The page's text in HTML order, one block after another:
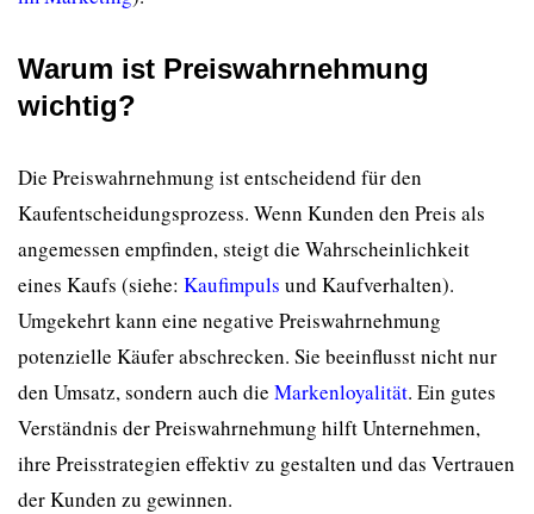
Warum ist Preiswahrnehmung
wichtig?
Die Preiswahrnehmung ist entscheidend für den
Kaufentscheidungsprozess. Wenn Kunden den Preis als
angemessen empfinden, steigt die Wahrscheinlichkeit
eines Kaufs (siehe: Kaufimpuls und Kaufverhalten).
Umgekehrt kann eine negative Preiswahrnehmung
potenzielle Käufer abschrecken. Sie beeinflusst nicht nur
den Umsatz, sondern auch die Markenloyalität. Ein gutes
Verständnis der Preiswahrnehmung hilft Unternehmen,
ihre Preisstrategien effektiv zu gestalten und das Vertrauen
der Kunden zu gewinnen.